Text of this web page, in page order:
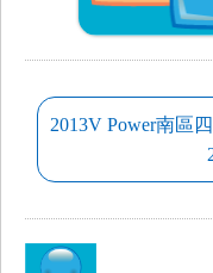
2013V Power南區